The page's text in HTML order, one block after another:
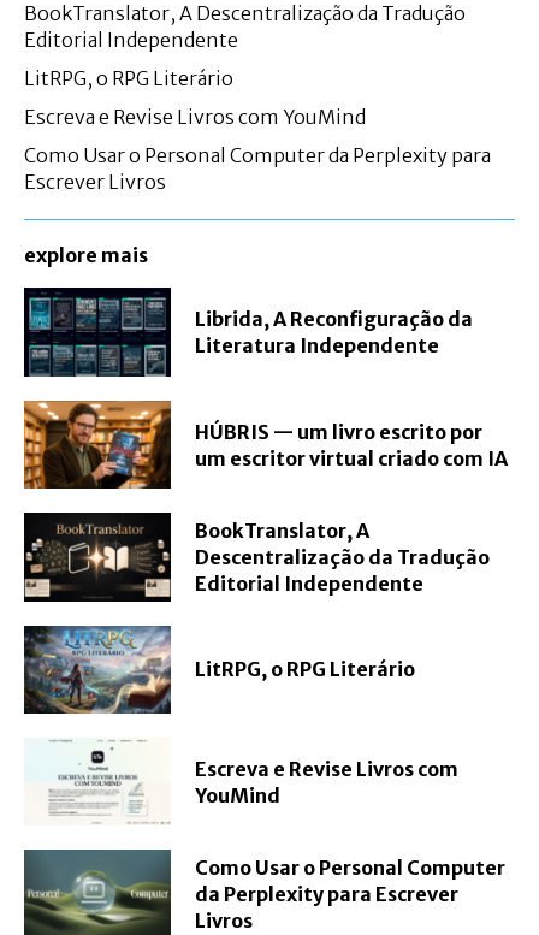
BookTranslator, A Descentralização da Tradução
Editorial Independente
LitRPG, o RPG Literário
Escreva e Revise Livros com YouMind
Como Usar o Personal Computer da Perplexity para
Escrever Livros
explore mais
Librida, A Reconfiguração da
Literatura Independente
HÚBRIS — um livro escrito por
um escritor virtual criado com IA
BookTranslator, A
Descentralização da Tradução
Editorial Independente
LitRPG, o RPG Literário
Escreva e Revise Livros com
YouMind
Como Usar o Personal Computer
da Perplexity para Escrever
Livros